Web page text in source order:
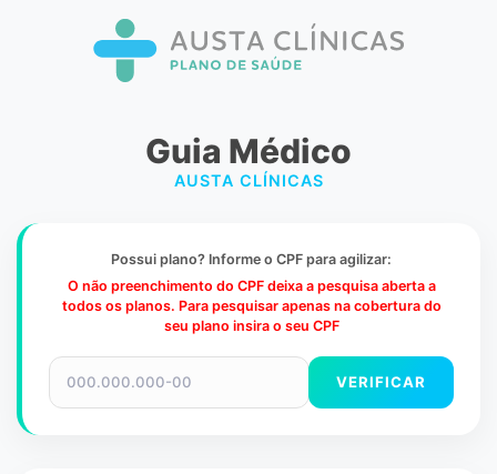
Guia Médico
AUSTA CLÍNICAS
Possui plano? Informe o CPF para agilizar:
O não preenchimento do CPF deixa a pesquisa aberta a
todos os planos. Para pesquisar apenas na cobertura do
seu plano insira o seu CPF
VERIFICAR